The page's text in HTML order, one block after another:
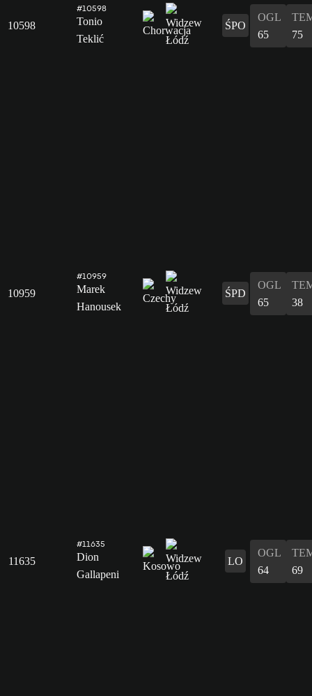
10598
#10598
Tonio
Teklić
ŚPO
OGL
65
75
10959
#10959
Marek
Hanousek
ŚPD
OGL
65
38
11635
#11635
Dion
Gallapeni
LO
OGL
64
69